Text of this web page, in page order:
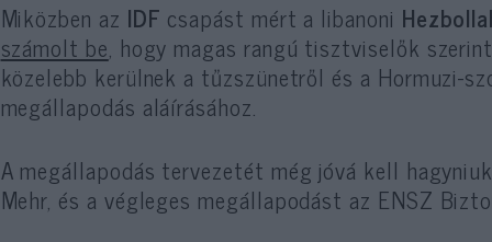
Miközben az IDF csapást mért a libanoni
számolt be, hogy magas rangú tisztviselők
közelebb kerülnek a tűzszünetről és a Hormuzi-
megállapodás aláírásához.
A megállapodás tervezetét még jóvá kell
Mehr, és a végleges megállapodást az ENSZ